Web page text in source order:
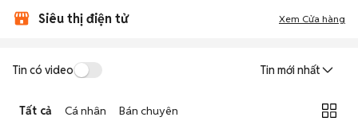
Siêu thị điện tử Xem Cửa hàng
Tin có video Tin mới nhất
Tất cả Cá nhân Bán chuyên